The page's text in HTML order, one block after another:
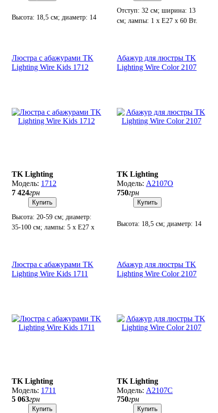
Высота: 18,5 см; диаметр: 14
Отступ: 32 см; ширина: 13
см; лампы: 1 х Е27 х 60 Вт.
Люстра с абажурами TK
Lighting Wire Kids 1712
TK Lighting
1712
7 424грн
Купить
Высота: 20-59 см; диаметр:
35-100 см; лампы: 5 х Е27 х
Абажур для люстры TK
Lighting Wire Color 2107
TK Lighting
А2107О
750грн
Купить
Высота: 18,5 см; диаметр: 14
Люстра с абажурами TK
Lighting Wire Kids 1711
TK Lighting
1711
5 063грн
Купить
Абажур для люстры TK
Lighting Wire Color 2107
TK Lighting
А2107С
750грн
Купить